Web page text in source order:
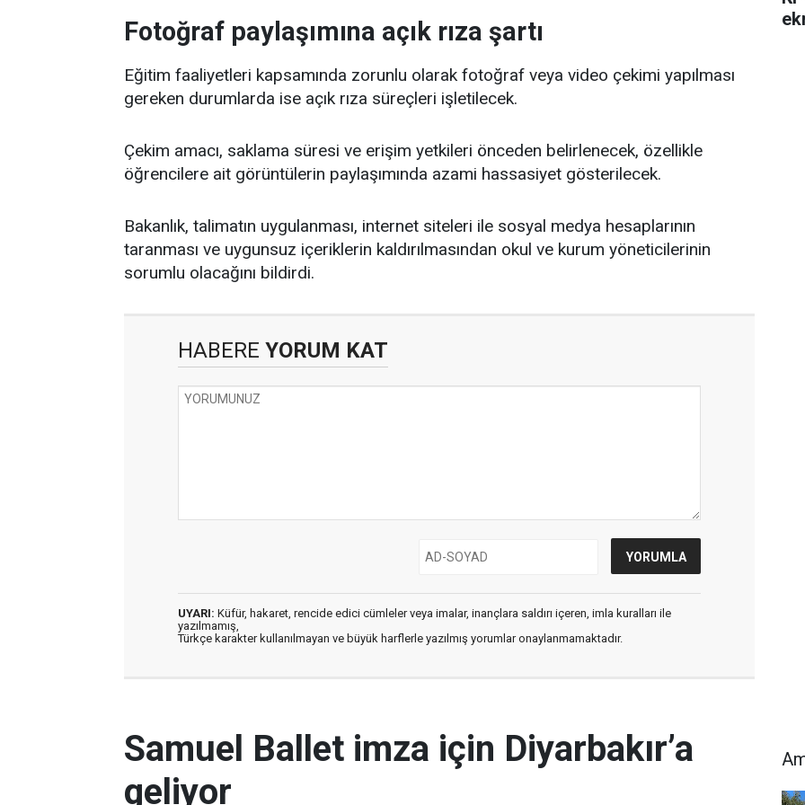
Fotoğraf paylaşımına açık rıza şartı
Eğitim faaliyetleri kapsamında zorunlu olarak fotoğraf veya video çekimi yapılması
gereken durumlarda ise açık rıza süreçleri işletilecek.
Çekim amacı, saklama süresi ve erişim yetkileri önceden belirlenecek, özellikle
öğrencilere ait görüntülerin paylaşımında azami hassasiyet gösterilecek.
Bakanlık, talimatın uygulanması, internet siteleri ile sosyal medya hesaplarının
taranması ve uygunsuz içeriklerin kaldırılmasından okul ve kurum yöneticilerinin
sorumlu olacağını bildirdi.
HABERE YORUM KAT
UYARI: Küfür, hakaret, rencide edici cümleler veya imalar, inançlara saldırı içeren, imla kuralları ile
yazılmamış,
Türkçe karakter kullanılmayan ve büyük harflerle yazılmış yorumlar onaylanmamaktadır.
Samuel Ballet imza için Diyarbakır’a
geliyor